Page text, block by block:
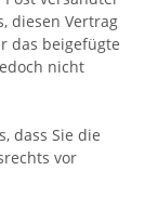
diesen Vertrag
das beigefügte
nicht
dass Sie die
vor